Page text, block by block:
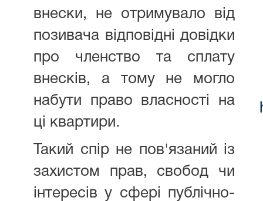
внески, не отримувало від
позивача відповідні довідки
про членство та сплату
внесків, а тому не могло
набути право власності на
ці квартири.
Такий спір не пов'язаний із
захистом прав, свобод чи
інтересів у сфері публічно-